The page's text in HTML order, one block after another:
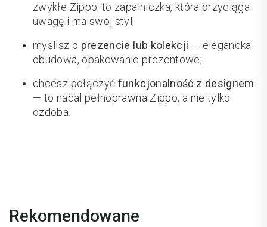
zwykłe Zippo; to zapalniczka, która przyciąga
uwagę i ma swój styl;
myślisz o prezencie lub kolekcji — elegancka
obudowa, opakowanie prezentowe;
chcesz połączyć funkcjonalność z designem
— to nadal pełnoprawna Zippo, a nie tylko
ozdoba.
Rekomendowane